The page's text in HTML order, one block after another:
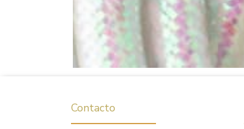
Contacto